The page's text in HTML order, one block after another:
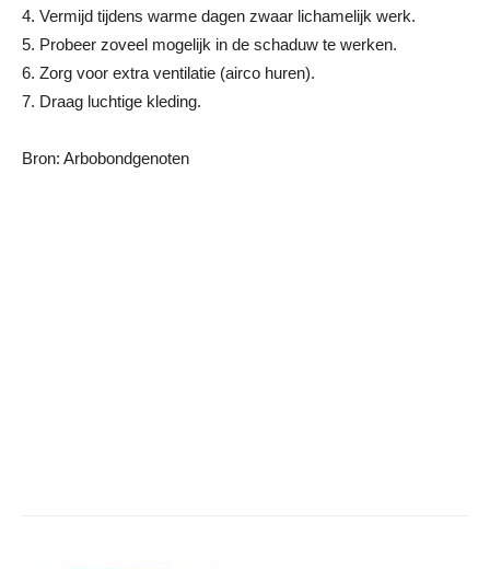
4. Vermijd tijdens warme dagen zwaar lichamelijk werk.
5. Probeer zoveel mogelijk in de schaduw te werken.
6. Zorg voor extra ventilatie (airco huren).
7. Draag luchtige kleding.
Bron: Arbobondgenoten